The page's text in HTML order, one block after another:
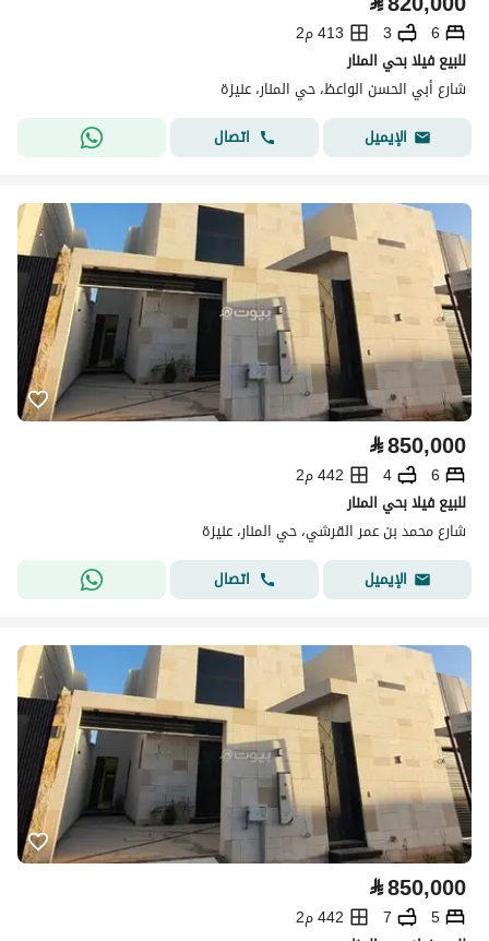
6
3
413 م2
للبيع فيلا بحي المنار
شارع أبي الحسن الواعظ، حي المنار، عنيزة
الإيميل
اتصال
⃁850,000
6
4
442 م2
للبيع فيلا بحي المنار
شارع محمد بن عمر القرشي، حي المنار، عنيزة
الإيميل
اتصال
⃁850,000
5
7
442 م2